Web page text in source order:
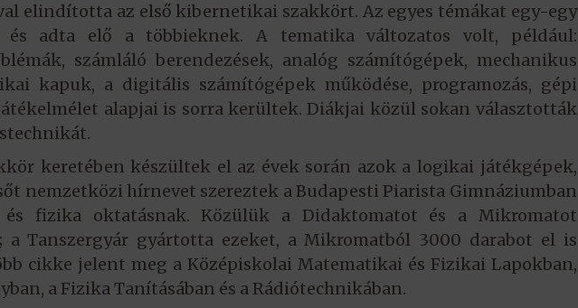
elindította az első kibernetikai szakkört. Az egyes témákat egy-egy
adta elő a többieknek. A tematika változatos volt, például:
számláló berendezések, analóg számítógépek, mechanikus
kapuk, a digitális számítógépek működése, programozás, gépi
alapjai is sorra kerültek. Diákjai közül sokan választották
keretében készültek el az évek során azok a logikai játékgépek,
nemzetközi hírnevet szereztek a Budapesti Piarista Gimnáziumban
fizika oktatásnak. Közülük a Didaktomatot és a Mikromatot
a Tanszergyár gyártotta ezeket, a Mikromatból 3000 darabot el is
cikke jelent meg a Középiskolai Matematikai és Fizikai Lapokban,
a Fizika Tanításában és a Rádiótechnikában.